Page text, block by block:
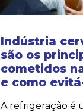
Indústria
são os
cometidos
e como
A refrigeração é